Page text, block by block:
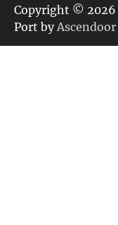
リ
ー
Copyright © 2026
Port byAscendoor